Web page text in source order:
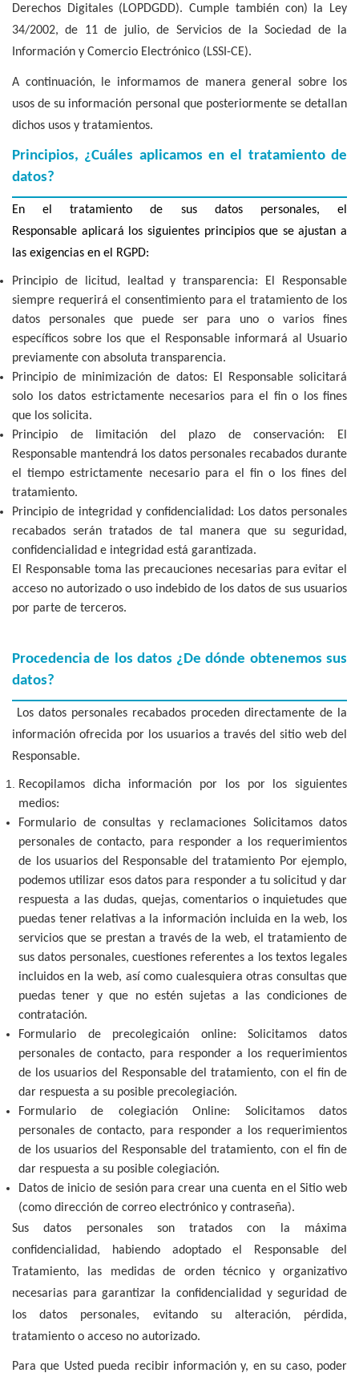
Derechos Digitales (LOPDGDD). Cumple también con) la Ley
34/2002, de 11 de julio, de Servicios de la Sociedad de la
Información y Comercio Electrónico (LSSI-CE).
A continuación, le informamos de manera general sobre los
usos de su información personal que posteriormente se detallan
dichos usos y tratamientos.
Principios, ¿Cuáles aplicamos en el tratamiento de
datos?
En el tratamiento de sus datos personales, el
Responsable aplicará los siguientes principios que se ajustan a
las exigencias en el RGPD:
Principio de licitud, lealtad y transparencia: El Responsable
siempre requerirá el consentimiento para el tratamiento de los
datos personales que puede ser para uno o varios fines
específicos sobre los que el Responsable informará al Usuario
previamente con absoluta transparencia.
Principio de minimización de datos: El Responsable solicitará
solo los datos estrictamente necesarios para el fin o los fines
que los solicita.
Principio de limitación del plazo de conservación: El
Responsable mantendrá los datos personales recabados durante
el tiempo estrictamente necesario para el fin o los fines del
tratamiento.
Principio de integridad y confidencialidad: Los datos personales
recabados serán tratados de tal manera que su seguridad,
confidencialidad e integridad está garantizada.
El Responsable toma las precauciones necesarias para evitar el
acceso no autorizado o uso indebido de los datos de sus usuarios
por parte de terceros.
Procedencia de los datos ¿De dónde obtenemos sus
datos?
Los datos personales recabados proceden directamente de la
información ofrecida por los usuarios a través del sitio web del
Responsable.
Recopilamos dicha información por los por los siguientes
medios:
Formulario de consultas y reclamaciones Solicitamos datos
personales de contacto, para responder a los requerimientos
de los usuarios del Responsable del tratamiento Por ejemplo,
podemos utilizar esos datos para responder a tu solicitud y dar
respuesta a las dudas, quejas, comentarios o inquietudes que
puedas tener relativas a la información incluida en la web, los
servicios que se prestan a través de la web, el tratamiento de
sus datos personales, cuestiones referentes a los textos legales
incluidos en la web, así como cualesquiera otras consultas que
puedas tener y que no estén sujetas a las condiciones de
contratación.
Formulario de precolegicaión online: Solicitamos datos
personales de contacto, para responder a los requerimientos
de los usuarios del Responsable del tratamiento, con el fin de
dar respuesta a su posible precolegiación.
Formulario de colegiación Online: Solicitamos datos
personales de contacto, para responder a los requerimientos
de los usuarios del Responsable del tratamiento, con el fin de
dar respuesta a su posible colegiación.
Datos de inicio de sesión para crear una cuenta en el Sitio web
(como dirección de correo electrónico y contraseña).
Sus datos personales son tratados con la máxima
confidencialidad, habiendo adoptado el Responsable del
Tratamiento, las medidas de orden técnico y organizativo
necesarias para garantizar la confidencialidad y seguridad de
los datos personales, evitando su alteración, pérdida,
tratamiento o acceso no autorizado.
Para que Usted pueda recibir información y, en su caso, poder